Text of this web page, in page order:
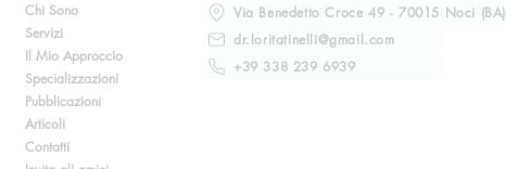
Chi Sono
Servizi
Il Mio Approccio
Specializzazioni
Pubblicazioni
Articoli
Contatti
Via Benedetto Croce 49 - 70015 Noci (BA)
dr.loritatinelli@gmail.com
+39 338 239 6939